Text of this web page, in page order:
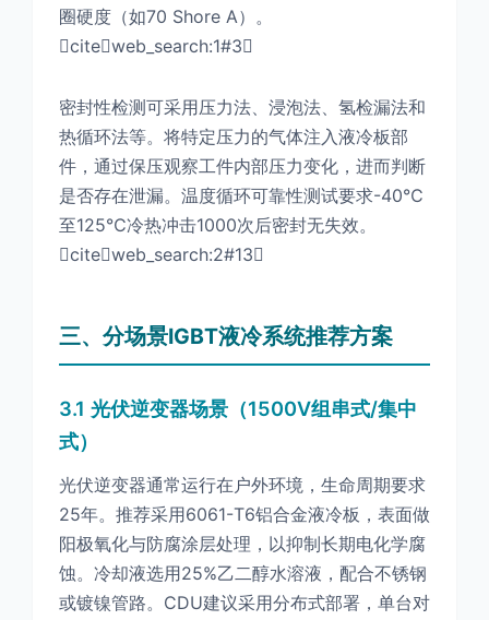
圈硬度（如70 Shore A）。
citeweb_search:1#3
密封性检测可采用压力法、浸泡法、氢检漏法和
热循环法等。将特定压力的气体注入液冷板部
件，通过保压观察工件内部压力变化，进而判断
是否存在泄漏。温度循环可靠性测试要求-40℃
至125℃冷热冲击1000次后密封无失效。
citeweb_search:2#13
三、分场景IGBT液冷系统推荐方案
3.1 光伏逆变器场景（1500V组串式/集中
式）
光伏逆变器通常运行在户外环境，生命周期要求
25年。推荐采用6061-T6铝合金液冷板，表面做
阳极氧化与防腐涂层处理，以抑制长期电化学腐
蚀。冷却液选用25%乙二醇水溶液，配合不锈钢
或镀镍管路。CDU建议采用分布式部署，单台对